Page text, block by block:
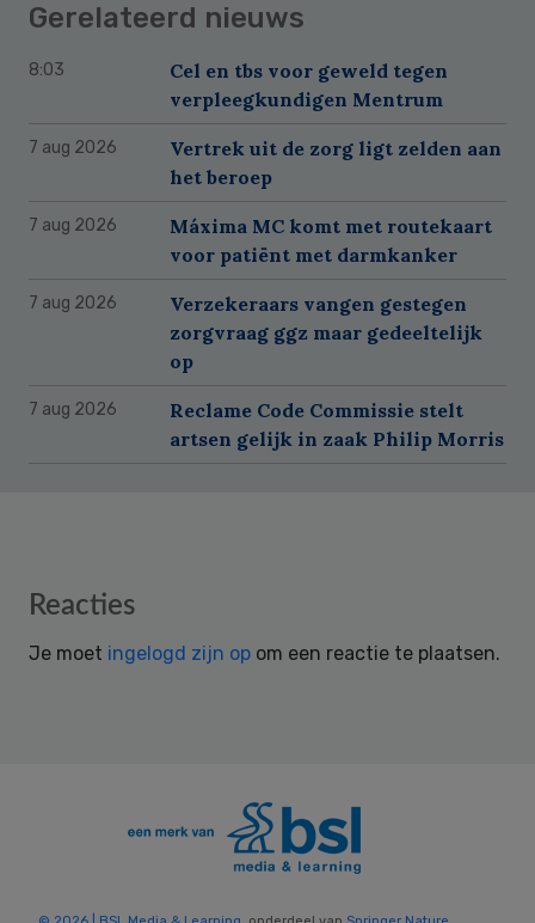
Gerelateerd nieuws
8:03
Cel en tbs voor geweld tegen
verpleegkundigen Mentrum
7 aug 2026
Vertrek uit de zorg ligt zelden aan
het beroep
7 aug 2026
Máxima MC komt met routekaart
voor patiënt met darmkanker
7 aug 2026
Verzekeraars vangen gestegen
zorgvraag ggz maar gedeeltelijk
op
7 aug 2026
Reclame Code Commissie stelt
artsen gelijk in zaak Philip Morris
Reader
Reacties
Je moet ingelogd zijn op om een reactie te plaatsen.